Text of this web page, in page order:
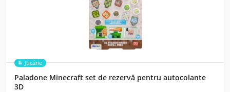
Jucărie
Paladone Minecraft set de rezervă pentru autocolante
3D